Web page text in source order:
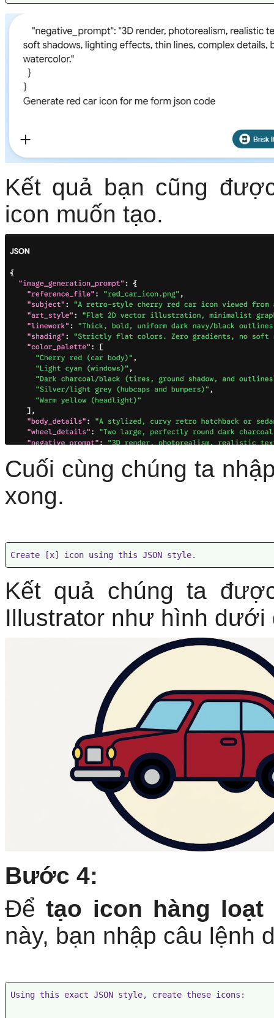
Kết quả bạn cũng
icon muốn tạo.
Cuối cùng chúng ta
xong.
Create [x] icon using this JSON style.
Kết quả chúng ta
Illustrator như hình dưới
Bước 4:
Để tạo icon hàng loạt
này, bạn nhập câu lệnh
Using this exact JSON style, create these icons: